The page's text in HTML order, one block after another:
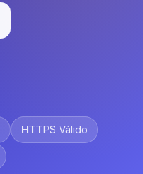
HTTPS Válido